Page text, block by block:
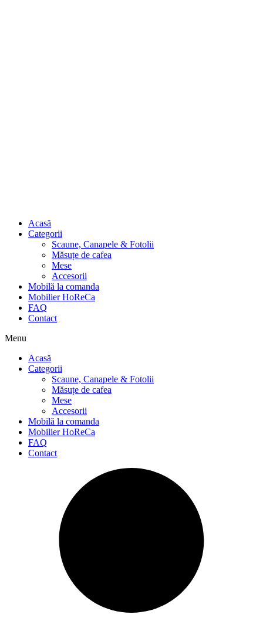
Acasă
Categorii
Scaune, Canapele & Fotolii
Măsuțe de cafea
Mese
Accesorii
Mobilă la comanda
Mobilier HoReCa
FAQ
Contact
Menu
Acasă
Categorii
Scaune, Canapele & Fotolii
Măsuțe de cafea
Mese
Accesorii
Mobilă la comanda
Mobilier HoReCa
FAQ
Contact